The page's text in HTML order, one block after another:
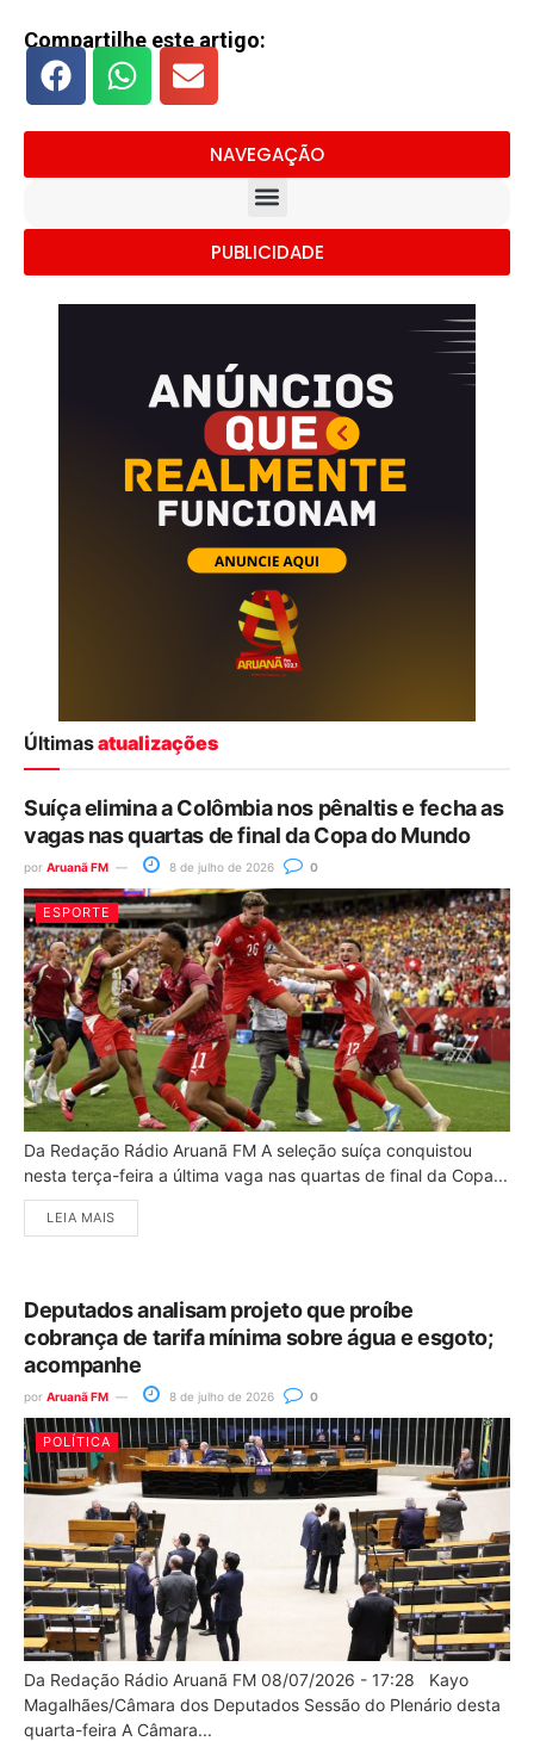
Compartilhe este artigo:
NAVEGAÇÃO
PUBLICIDADE
Últimasatualizações
Suíça elimina a Colômbia nos pênaltis e fecha as
vagas nas quartas de final da Copa do Mundo
por Aruanã FM 8 de julho de 2026 0
ESPORTE
Da Redação Rádio Aruanã FM A seleção suíça conquistou
nesta terça-feira a última vaga nas quartas de final da Copa...
LEIA MAIS
Deputados analisam projeto que proíbe
cobrança de tarifa mínima sobre água e esgoto;
acompanhe
por Aruanã FM 8 de julho de 2026 0
POLÍTICA
Da Redação Rádio Aruanã FM 08/07/2026 - 17:28 Kayo
Magalhães/Câmara dos Deputados Sessão do Plenário desta
quarta-feira A Câmara...